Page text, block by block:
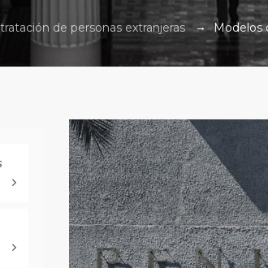
de personas extranjeras→Modelos